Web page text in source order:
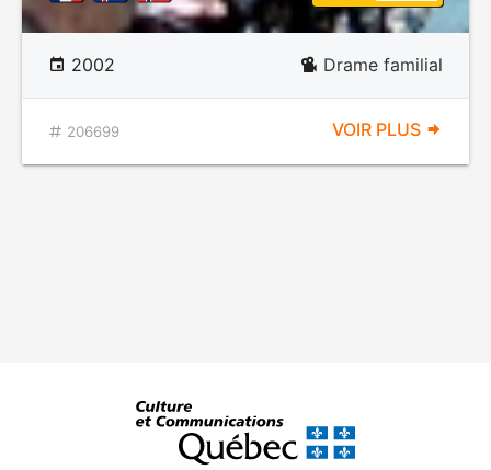
2002 Drame familial
206699 VOIR PLUS